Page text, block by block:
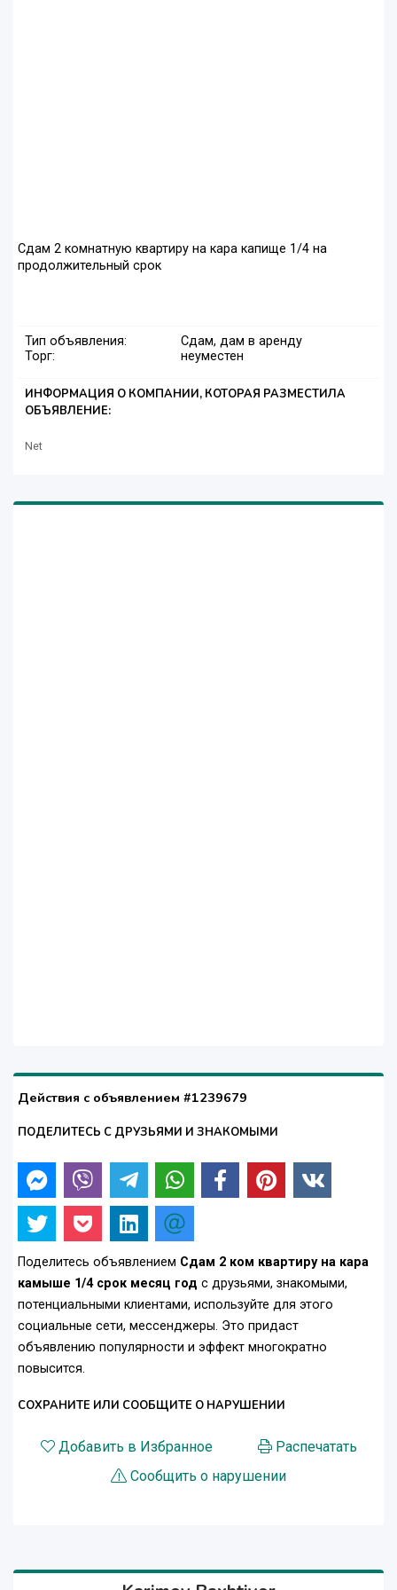
Сдам 2 комнатную квартиру на кара капище 1/4 на
продолжительный срок
Тип объявления:
Сдам, дам в аренду
Торг:
неуместен
ИНФОРМАЦИЯ О КОМПАНИИ, КОТОРАЯ РАЗМЕСТИЛА
ОБЪЯВЛЕНИЕ:
Net
Действия с объявлением #1239679
ПОДЕЛИТЕСЬ С ДРУЗЬЯМИ И ЗНАКОМЫМИ
Поделитесь объявлением Сдам 2 ком квартиру на кара
камыше 1/4 срок месяц год с друзьями, знакомыми,
потенциальными клиентами, используйте для этого
социальные сети, мессенджеры. Это придаст
объявлению популярности и эффект многократно
повысится.
СОХРАНИТЕ ИЛИ СООБЩИТЕ О НАРУШЕНИИ
Добавить в Избранное
Распечатать
Сообщить о нарушении